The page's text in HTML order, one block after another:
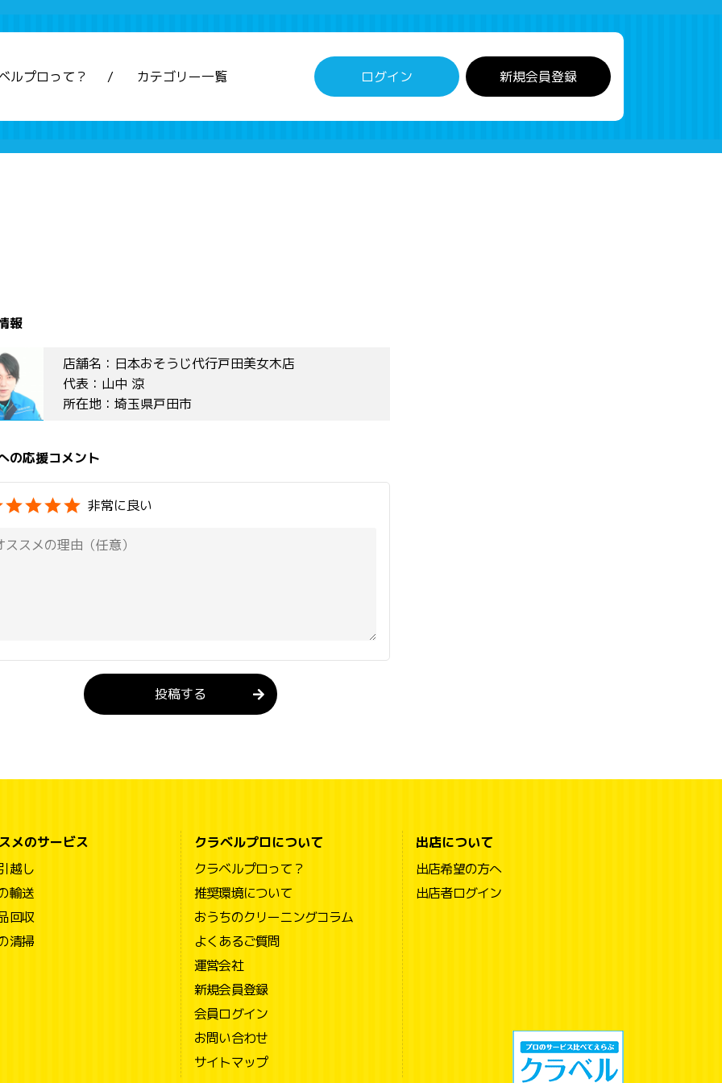
ルプロって？ カテゴリー一覧 ログイン 新規会員登録
報
店舗名：日本おそうじ代行戸田美女木店
代表：山中 涼
所在地：埼玉県戸田市
の応援コメント
非常に良い
投稿する
メのサービス
越し
輸送
回収
清掃
クラベルプロについて
クラベルプロって？
推奨環境について
おうちのクリーニングコラム
よくあるご質問
運営会社
新規会員登録
会員ログイン
お問い合わせ
サイトマップ
出店について
出店希望の方へ
出店者ログイン